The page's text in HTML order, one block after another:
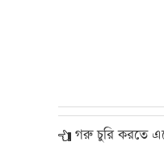
গরু চুরি করতে